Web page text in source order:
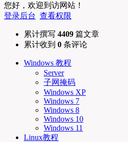
您好，欢迎到访网站！
登录后台 查看权限
累计撰写 4409 篇文章
累计收到 0 条评论
Windows 教程
Server
子网掩码
Windows XP
Windows 7
Windows 8
Windows 10
Windows 11
Linux教程